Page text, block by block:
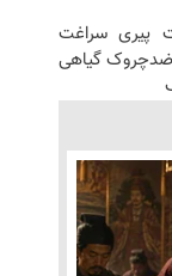
پیری سراغت
گیاهی